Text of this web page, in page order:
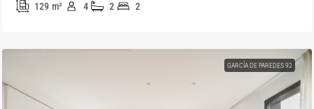
2
2
4
129 m²
GARCÍA DE PAREDES 92